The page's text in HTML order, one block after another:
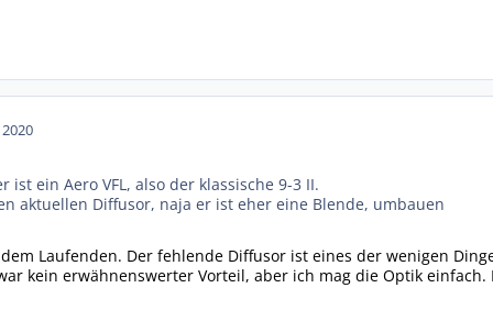
ist ein Aero VFL, also der klassische 9-3 II.
aktuellen Diffusor, naja er ist eher eine Blende, umbauen
Laufenden. Der fehlende Diffusor ist eines der wenigen
kein erwähnenswerter Vorteil, aber ich mag die Optik